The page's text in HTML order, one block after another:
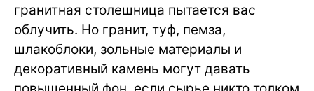
гранитная столешница пытается вас
облучить. Но гранит, туф, пемза,
шлакоблоки, зольные материалы и
декоративный камень могут давать